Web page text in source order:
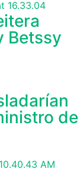
Betssy
de